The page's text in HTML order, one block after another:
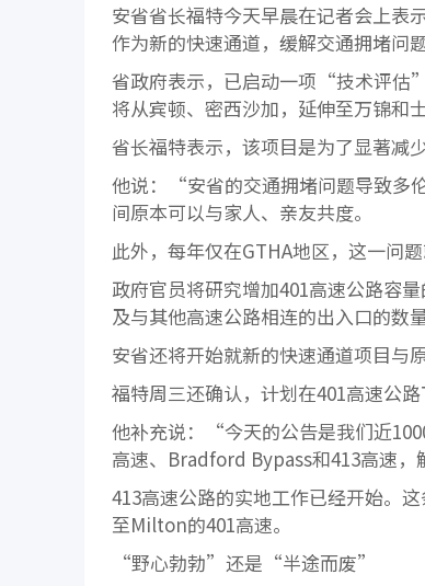
安省省长福特今天早晨在记者会上表
作为新的快速通道，缓解交通拥堵问题
省政府表示，已启动一项“技术评
将从宾顿、密西沙加，延伸至万锦和士
省长福特表示，该项目是为了显著减
他说：“安省的交通拥堵问题导致多
间原本可以与家人、亲友共度。
此外，每年仅在GTHA地区，这一问
政府官员将研究增加401高速公路容
及与其他高速公路相连的出入口的数量
安省还将开始就新的快速通道项目与
福特周三还确认，计划在401高速公
他补充说：“今天的公告是我们近
高速、Bradford Bypass和413高速，
413高速公路的实地工作已经开始。
至Milton的401高速。
“野心勃勃”还是“半途而废”